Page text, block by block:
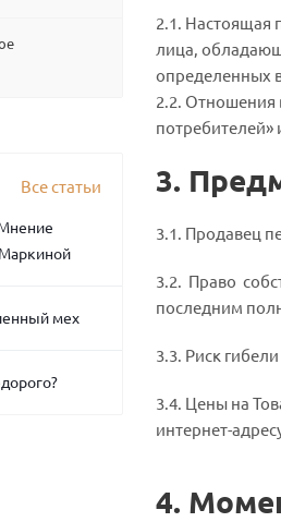
2.1. Настоящая
лица,
определенных
2.2. Отношения
3.
3.1. Продавец
3.2. Право
последним
3.3. Риск
3.4. Цены на
интернет-
4.
Все статьи
мех